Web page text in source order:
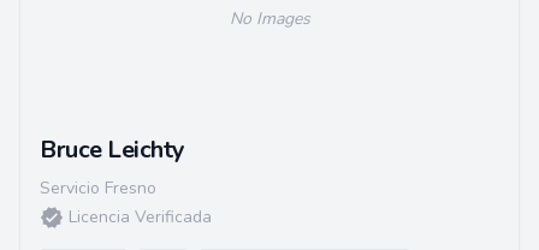
No Images
Bruce Leichty
Servicio Fresno
Licencia Verificada